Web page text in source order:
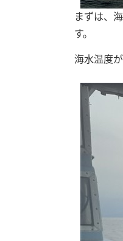
まずは、
す。
海水温度